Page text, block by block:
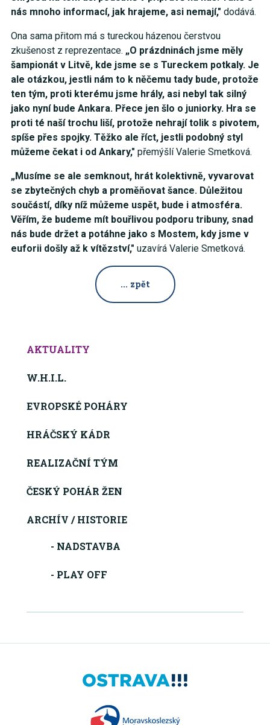
nás mnoho informací, jak hrajeme, asi nemají," dodává.
Ona sama přitom má s tureckou házenou čerstvou
zkušenost z reprezentace. „O prázdninách jsme měly
šampionát v Litvě, kde jsme se s Tureckem potkaly. Je
ale otázkou, jestli nám to k něčemu tady bude, protože
ten tým, proti kterému jsme hrály, asi nebyl tak silný
jako nyní bude Ankara. Přece jen šlo o juniorky. Hra se
proti té naší trochu liší, protože nehrají tolik s pivotem,
spíše přes spojky. Těžko ale říct, jestli podobný styl
můžeme čekat i od Ankary," přemýšlí Valerie Smetková.
„Musíme se ale semknout, hrát kolektivně, vyvarovat
se zbytečných chyb a proměňovat šance. Důležitou
součástí, díky níž můžeme uspět, bude i atmosféra.
Věřím, že budeme mít bouřlivou podporu tribuny, snad
nás bude držet a potáhne jako s Mostem, kdy jsme v
euforii došly až k vítězství," uzavírá Valerie Smetková.
... zpět
AKTUALITY
W.H.I.L.
EVROPSKÉ POHÁRY
HRÁČSKÝ KÁDR
REALIZAČNÍ TÝM
ČESKÝ POHÁR ŽEN
ARCHÍV / HISTORIE
- NADSTAVBA
- PLAY OFF